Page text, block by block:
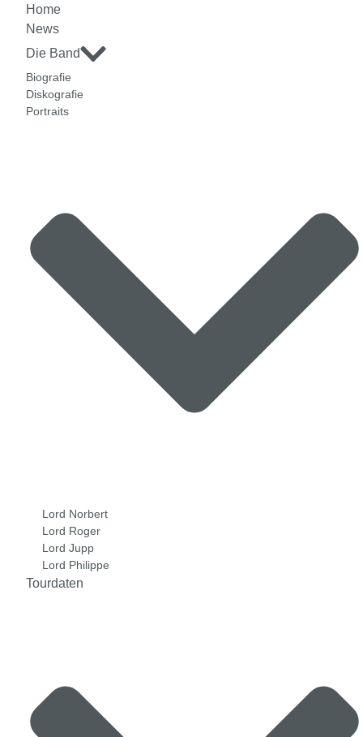
Home
News
Die Band
Biografie
Diskografie
Portraits
Lord Norbert
Lord Roger
Lord Jupp
Lord Philippe
Tourdaten